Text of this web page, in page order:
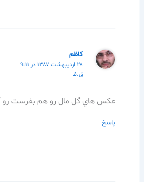
كاظم
۲۸ اردیبهشت ۱۳۸۷ در ۹:۱۱
ق.ظ
عكس هاي گل مال رو هم بفرست رو
پاسخ